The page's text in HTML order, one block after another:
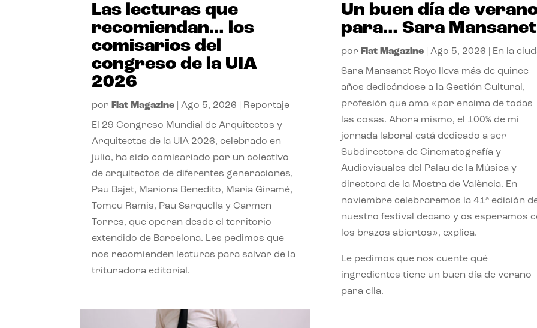
Las lecturas que
recomiendan… los
comisarios del
congreso de la UIA
2026
por Flat Magazine |Ago 5, 2026 Reportaje
El 29 Congreso Mundial de Arquitectos y
Arquitectas de la UIA 2026, celebrado en
julio, ha sido comisariado por un colectivo
de arquitectos de diferentes generaciones,
Pau Bajet, Mariona Benedito, Maria Giramé,
Tomeu Ramis, Pau Sarquella y Carmen
Torres, que operan desde el territorio
extendido de Barcelona. Les pedimos que
nos recomienden lecturas para salvar de la
trituradora editorial.
Un buen día de
para… Sara Mansanet
por Flat Magazine| Ago 5, 2026 En la
Sara Mansanet Royo lleva más de quince
años dedicándose a la Gestión Cultural,
profesión que ama «por encima de todas
las cosas. Ahora mismo, el 100% de mi
jornada laboral está dedicado a ser
Subdirectora de Cinematografía y
Audiovisuales del Palau de la Música y
directora de la Mostra de València. En
noviembre celebraremos la 41ª edición
nuestro festival decano y os esperamos
los brazos abiertos», explica.
Le pedimos que nos cuente qué
ingredientes tiene un buen día de verano
para ella.